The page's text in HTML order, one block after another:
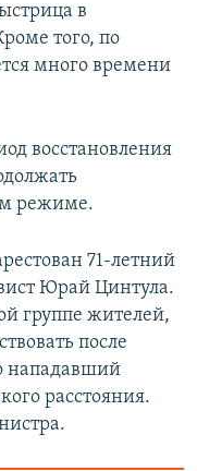
в
того, по
много времени
восстановления
режиме.
71-летний
Юрай Цинтула.
группе жителей,
после
нападавший
расстояния.